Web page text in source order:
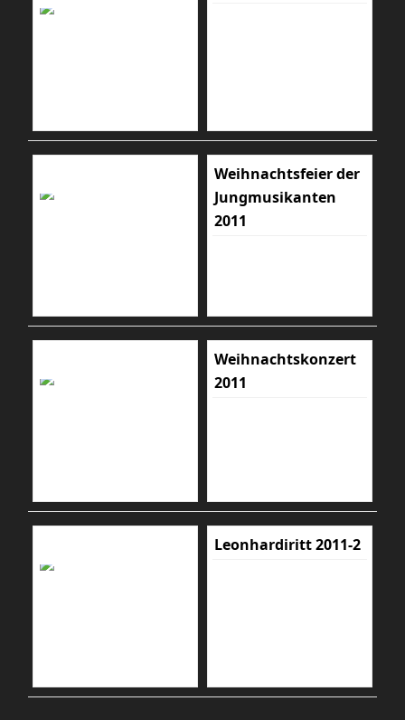
Weihnachtsfeier der
Jungmusikanten
2011
Weihnachtskonzert
2011
Leonhardiritt 2011-2